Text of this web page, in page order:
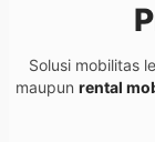
Solusi mobilitas
maupun rental